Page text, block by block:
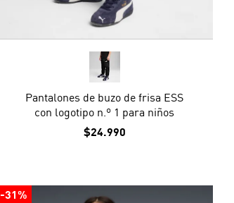
Pantalones de buzo de frisa ESS
con logotipo n.º 1 para niños
$24.990
-31%